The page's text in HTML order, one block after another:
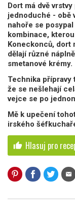
Dort má dvě
jednoduché - obě
nahoře se
kombinace,
Koneckonců, dort
dělají různé
smetanové krémy.
Technika přípravy
že se nešlehají
vejce se po
Mě k upečení
irského
thumb_up Hlasuj pro
mail